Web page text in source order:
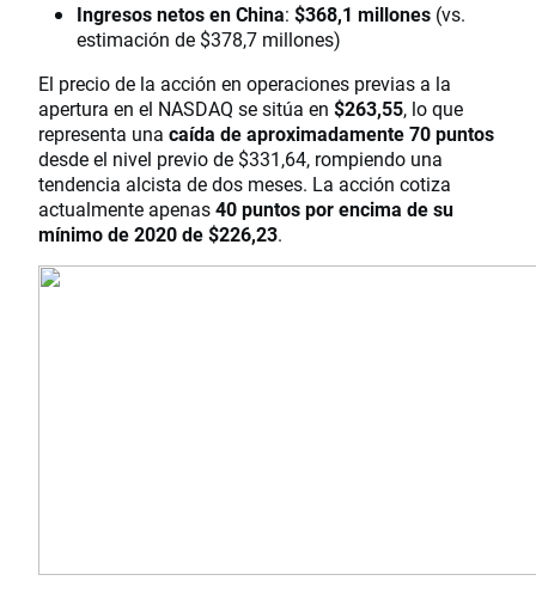
Ingresos netos en China: $368,1 millones (vs.
estimación de $378,7 millones)
El precio de la acción en operaciones previas a la
apertura en el NASDAQ se sitúa en $263,55, lo que
representa una caída de aproximadamente 70 puntos
desde el nivel previo de $331,64, rompiendo una
tendencia alcista de dos meses. La acción cotiza
actualmente apenas40 puntos por encima de su
mínimo de 2020 de $226,23.